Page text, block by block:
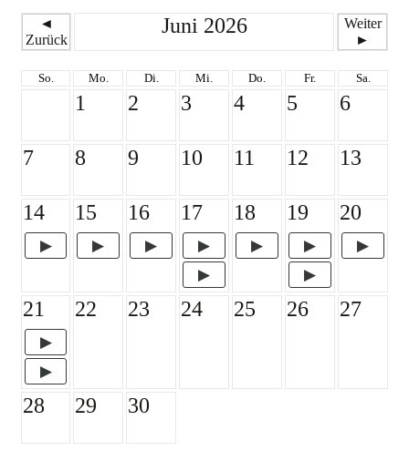
◄
Zurück
Juni 2026
Weiter
►
So. Mo. Di. Mi. Do. Fr. Sa.
1 2 3 4 5 6
7 8 9 10 11 12 13
14 15 16 17 18 19 20
21 22 23 24 25 26 27
28 29 30